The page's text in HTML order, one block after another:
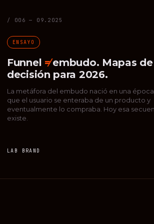
/ 006 — 09.2025
ENSAYO
Funnel ≠embudo. Mapas de
decisión para 2026.
La metáfora del embudo nació en una
que el usuario se enteraba de un producto y
eventualmente lo compraba. Hoy esa
existe.
LAB BRAND